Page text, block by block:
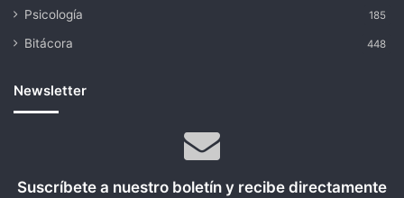
Psicología 185
Bitácora 448
Newsletter
Suscríbete a nuestro boletín y recibe directamente